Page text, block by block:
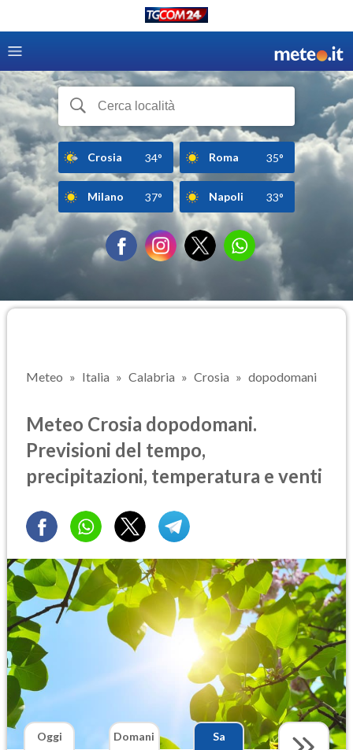
Crosia 34° Roma 35°
Milano 37° Napoli 33°
Meteo Italia Calabria Crosia dopodomani
Meteo Crosia dopodomani.
Previsioni del tempo,
precipitazioni, temperatura e venti
Oggi
Domani
Sa